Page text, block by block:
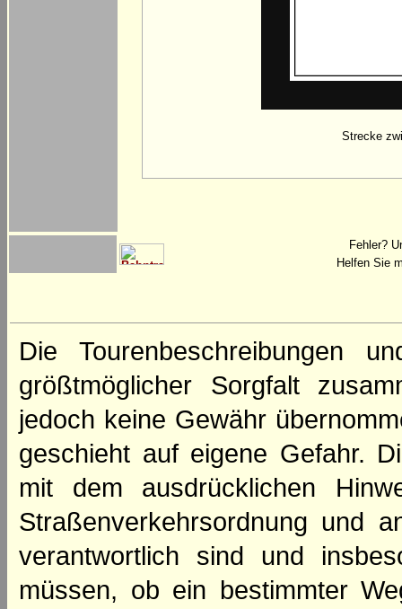
Strecke
Fehler?
Helfen Sie
Die Tourenbeschreibungen
größtmöglicher Sorgfalt
jedoch keine Gewähr
geschieht auf eigene Gefahr.
mit dem ausdrücklichen
Straßenverkehrsordnung und
verantwortlich sind und
müssen, ob ein bestimmter